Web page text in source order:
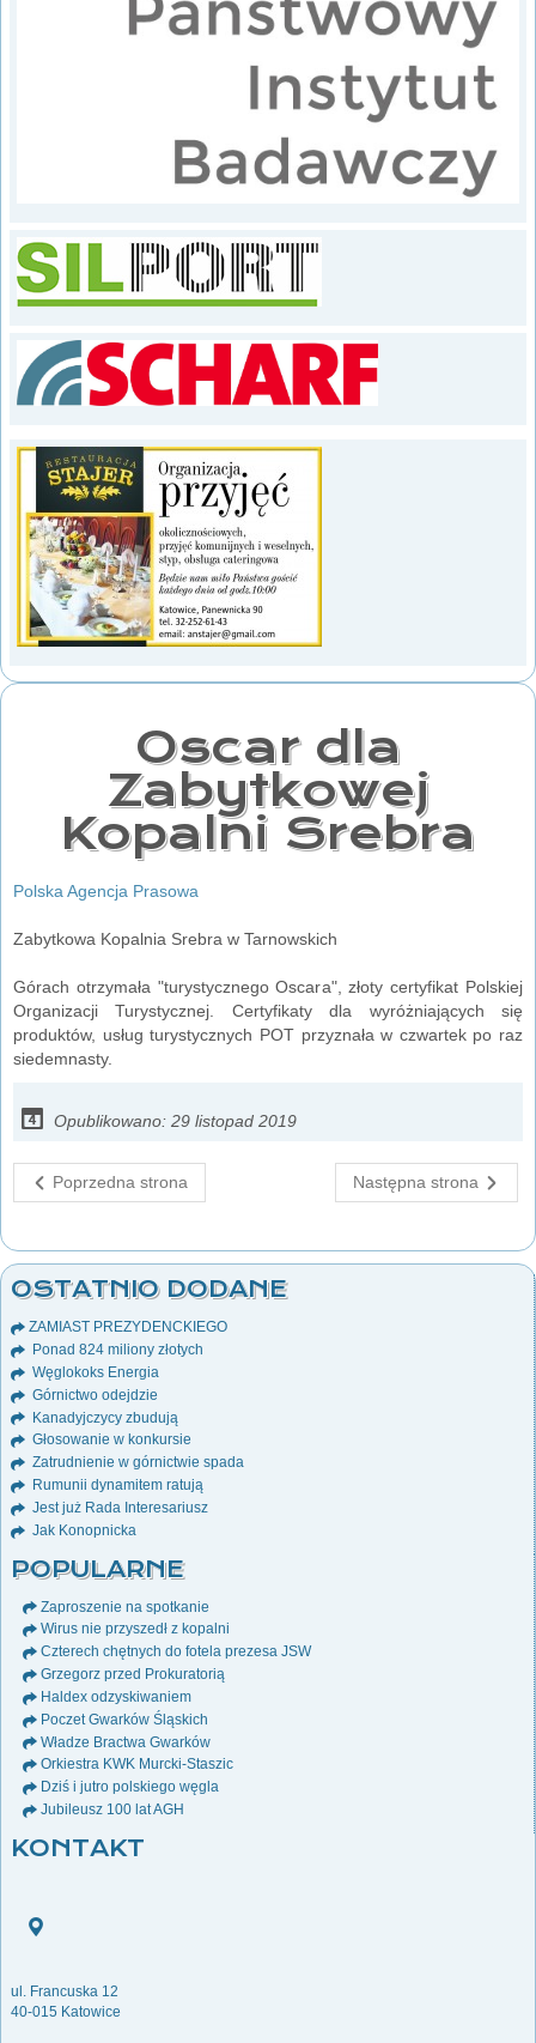
Oscar dla
Zabytkowej
Kopalni Srebra
Polska Agencja Prasowa
Zabytkowa Kopalnia Srebra w Tarnowskich
Górach otrzymała "turystycznego Oscara", złoty certyfikat Polskiej
Organizacji Turystycznej. Certyfikaty dla wyróżniających się
produktów, usług turystycznych POT przyznała w czwartek po raz
siedemnasty.
Opublikowano: 29 listopad 2019
Poprzedna strona Następna strona
OSTATNIO DODANE
ZAMIAST PREZYDENCKIEGO
Ponad 824 miliony złotych
Węglokoks Energia
Górnictwo odejdzie
Kanadyjczycy zbudują
Głosowanie w konkursie
Zatrudnienie w górnictwie spada
Rumunii dynamitem ratują
Jest już Rada Interesariusz
Jak Konopnicka
POPULARNE
Zaproszenie na spotkanie
Wirus nie przyszedł z kopalni
Czterech chętnych do fotela prezesa JSW
Grzegorz przed Prokuratorią
Haldex odzyskiwaniem
Poczet Gwarków Śląskich
Władze Bractwa Gwarków
Orkiestra KWK Murcki-Staszic
Dziś i jutro polskiego węgla
Jubileusz 100 lat AGH
KONTAKT
ul. Francuska 12
40-015 Katowice